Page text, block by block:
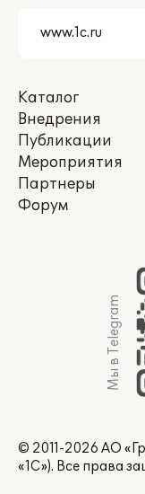
Каталог
Внедрения
Публикации
Мероприятия
Партнеры
Форум
Мы в Telegram
© 2011-2026 АО
«1С»). Все права